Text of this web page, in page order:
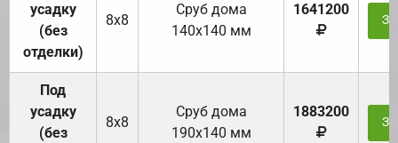
усадку
(без
отделки)
8х8
Cруб дома
140х140 мм
1641200
Под
усадку
(без
8х8
Cруб дома
190х140 мм
1883200